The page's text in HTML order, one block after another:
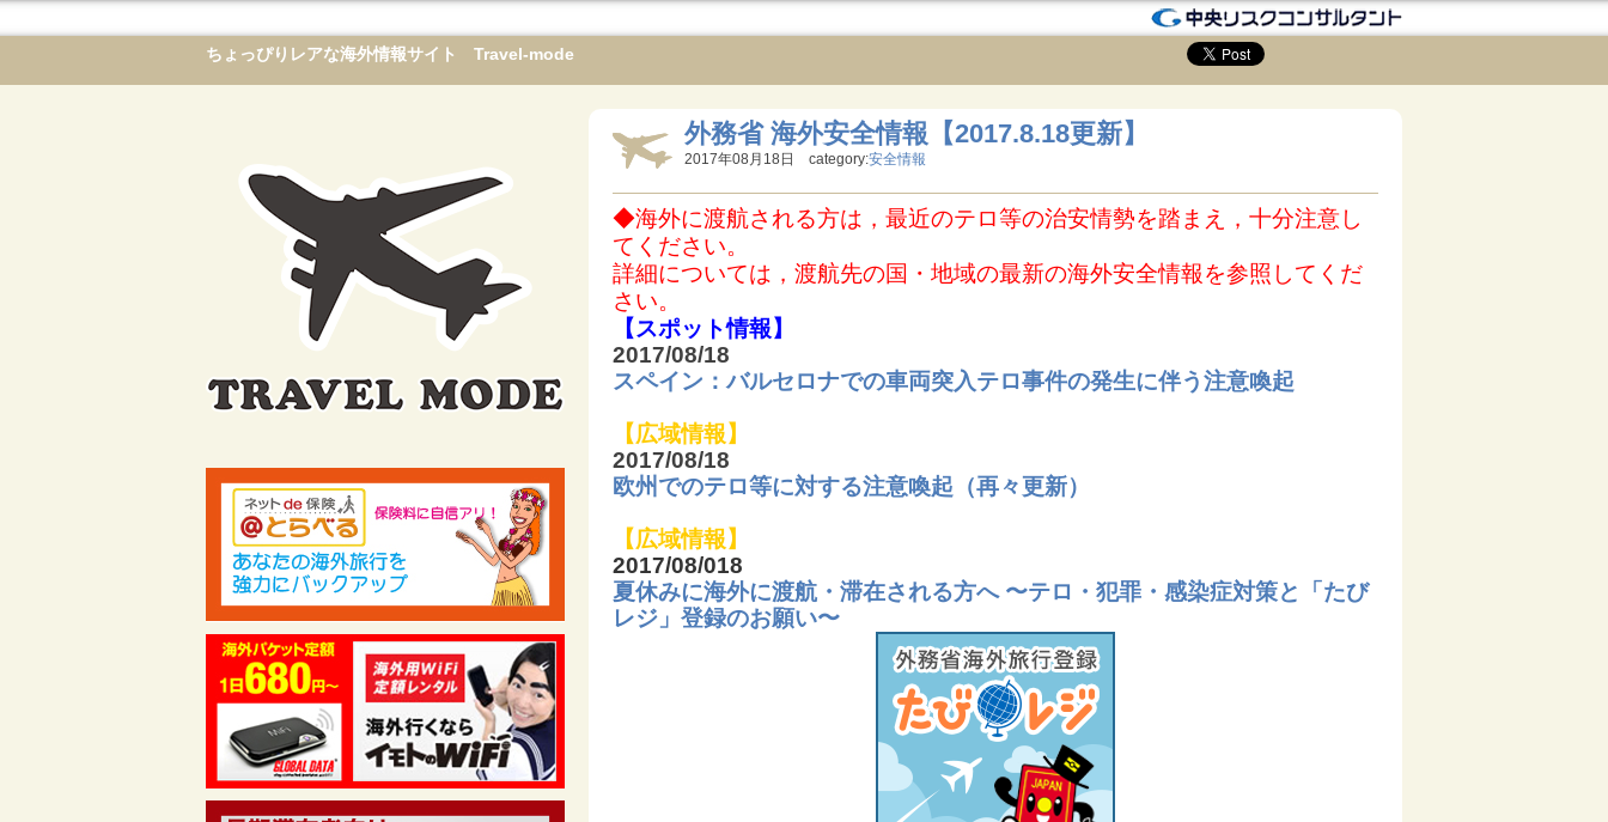
ちょっぴりレアな海外情報サイト Travel-mode
外務省 海外安全情報【2017.8.18更新】
2017年08月18日 category:安全情報
◆海外に渡航される方は，最近のテロ等の治安情勢を踏まえ，十分注意し
てください。
詳細については，渡航先の国・地域の最新の海外安全情報を参照してくだ
さい。
【スポット情報】
2017/08/18
スペイン：バルセロナでの車両突入テロ事件の発生に伴う注意喚起
【広域情報】
2017/08/18
欧州でのテロ等に対する注意喚起（再々更新）
【広域情報】
2017/08/018
夏休みに海外に渡航・滞在される方へ 〜テロ・犯罪・感染症対策と「たび
レジ」登録のお願い〜